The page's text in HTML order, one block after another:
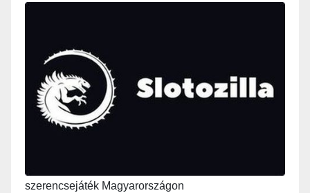
szerencsejáték Magyarországon